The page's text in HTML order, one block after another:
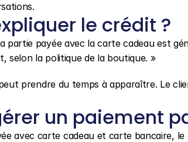
le crédit ?
partie payée avec la carte cadeau est
selon la politique de la boutique. »
prendre du temps à apparaître. Le
un paiement
avec carte cadeau et carte bancaire,